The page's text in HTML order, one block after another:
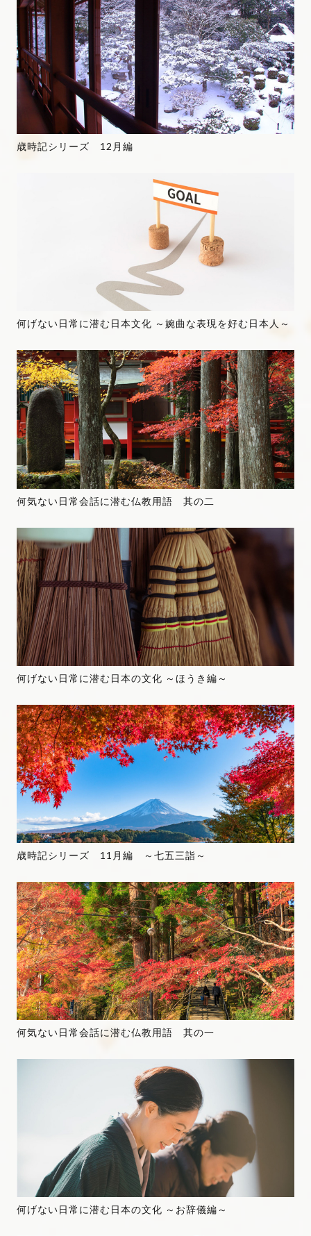
歳時記シリーズ 12月編
何げない日常に潜む日本文化 ～婉曲な表現を好む日本人～
何気ない日常会話に潜む仏教用語 其の二
何げない日常に潜む日本の文化 ～ほうき編～
歳時記シリーズ 11月編 ～七五三詣～
何気ない日常会話に潜む仏教用語 其の一
何げない日常に潜む日本の文化 ～お辞儀編～